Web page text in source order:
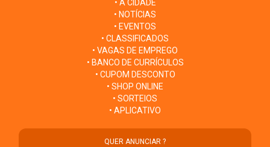
• A CIDADE
• NOTÍCIAS
• EVENTOS
• CLASSIFICADOS
• VAGAS DE EMPREGO
• BANCO DE CURRÍCULOS
• CUPOM DESCONTO
• SHOP ONLINE
• SORTEIOS
• APLICATIVO
QUER ANUNCIAR ?